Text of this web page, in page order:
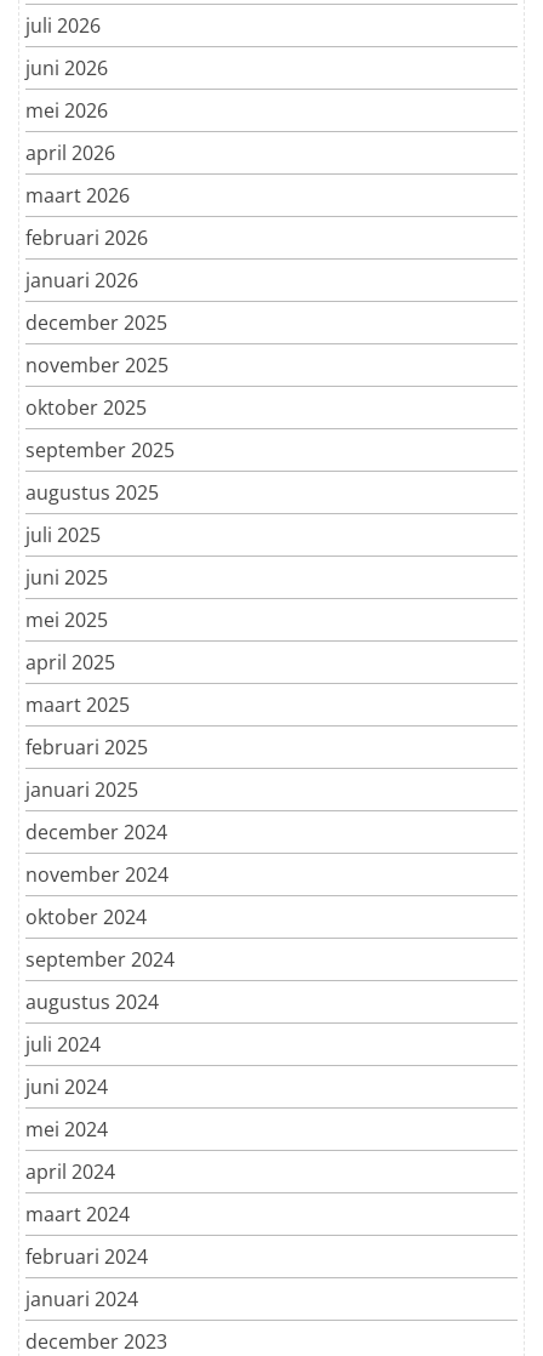
juli 2026
juni 2026
mei 2026
april 2026
maart 2026
februari 2026
januari 2026
december 2025
november 2025
oktober 2025
september 2025
augustus 2025
juli 2025
juni 2025
mei 2025
april 2025
maart 2025
februari 2025
januari 2025
december 2024
november 2024
oktober 2024
september 2024
augustus 2024
juli 2024
juni 2024
mei 2024
april 2024
maart 2024
februari 2024
januari 2024
december 2023